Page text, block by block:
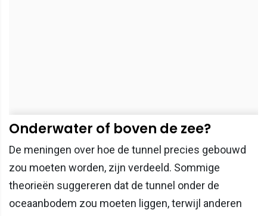
Onderwater of boven de zee?
De meningen over hoe de tunnel precies gebouwd
zou moeten worden, zijn verdeeld. Sommige
theorieën suggereren dat de tunnel onder de
oceaanbodem zou moeten liggen, terwijl anderen